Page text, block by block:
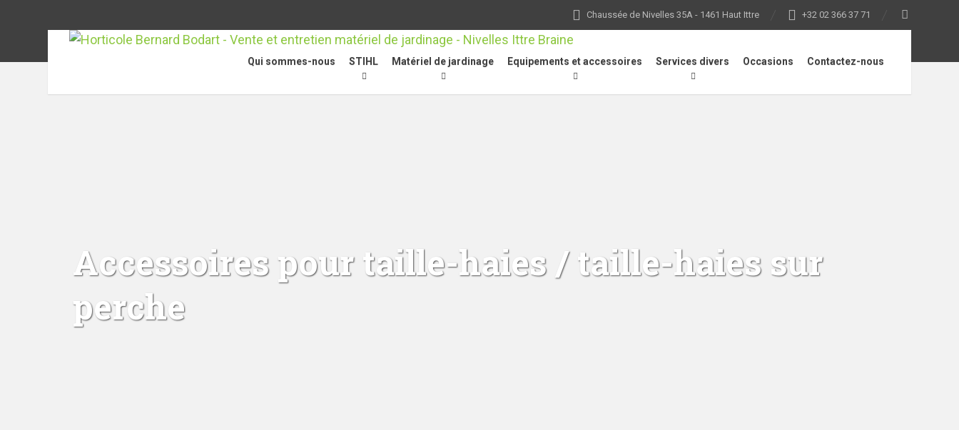
Chaussée de Nivelles 35A - 1461 Haut Ittre +32 02 366 37 71
Qui sommes-nous STIHL Matériel de jardinage Equipements et accessoires Services divers Occasions Contactez-nous
Accessoires pour taille-haies / taille-haies sur
perche